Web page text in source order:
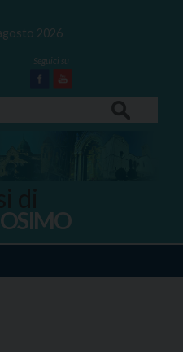
2026
Facebook
Youtube